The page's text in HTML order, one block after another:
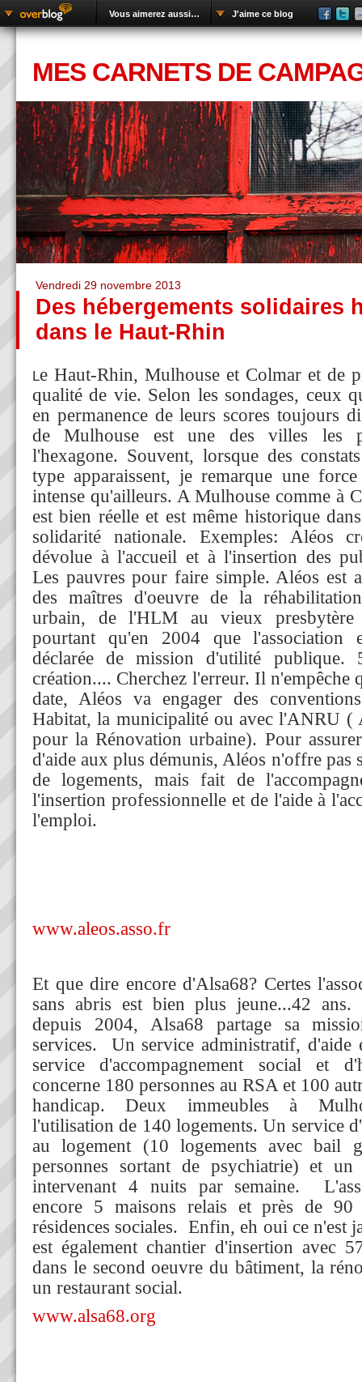
MES CARNETS DE
Vendredi 29 novembre 2013
Des hébergements solidaires
dans le Haut-Rhin
Le Haut-Rhin, Mulhouse et Colmar et de
qualité de vie. Selon les sondages, ceux
en permanence de leurs scores toujours
de Mulhouse est une des villes les
l'hexagone. Souvent, lorsque des
type apparaissent, je remarque une
intense qu'ailleurs. A Mulhouse comme à
est bien réelle et est même historique
solidarité nationale. Exemples: Aléos
dévolue à l'accueil et à l'insertion des
Les pauvres pour faire simple. Aléos est
des maîtres d'oeuvre de la
urbain, de l'HLM au vieux presbytère
pourtant qu'en 2004 que l'association
déclarée de mission d'utilité publique.
création.... Cherchez l'erreur. Il n'empêche
date, Aléos va engager des
Habitat, la municipalité ou avec l'ANRU (
pour la Rénovation urbaine). Pour
d'aide aux plus démunis, Aléos n'offre pas
de logements, mais fait de
l'insertion professionnelle et de l'aide à
l'emploi.
www.aleos.asso.fr
Et que dire encore d'Alsa68? Certes
sans abris est bien plus jeune...42 ans.
depuis 2004, Alsa68 partage sa
services. Un service administratif, d'aide
service d'accompagnement social et
concerne 180 personnes au RSA et 100
handicap. Deux immeubles à
l'utilisation de 140 logements. Un service
au logement (10 logements avec bail
personnes sortant de psychiatrie) et un
intervenant 4 nuits par semaine.
encore 5 maisons relais et près de 90
résidences sociales. Enfin, eh oui ce n'est
est également chantier d'insertion avec
dans le second oeuvre du bâtiment, la
un restaurant social.
www.alsa68.org
Vous aimerez aussi… J'aime ce blog